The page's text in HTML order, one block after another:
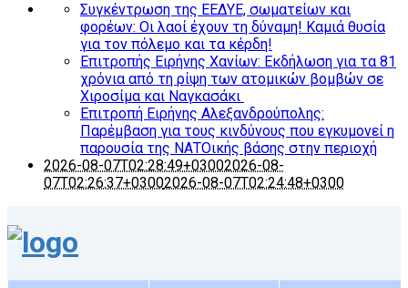
Συγκέντρωση της ΕΕΔΥΕ, σωματείων και
φορέων: Οι λαοί έχουν τη δύναμη! Καμιά θυσία
για τον πόλεμο και τα κέρδη!
Επιτροπής Ειρήνης Χανίων: Εκδήλωση για τα 81
χρόνια από τη ρίψη των ατομικών βομβών σε
Χιροσίμα και Ναγκασάκι
Επιτροπή Ειρήνης Αλεξανδρούπολης:
Παρέμβαση για τους κινδύνους που εγκυμονεί η
παρουσία της ΝΑΤΟικής βάσης στην περιοχή
2026-08-07T02:28:49+03002026-08-
07T02:26:37+03002026-08-07T02:24:48+0300